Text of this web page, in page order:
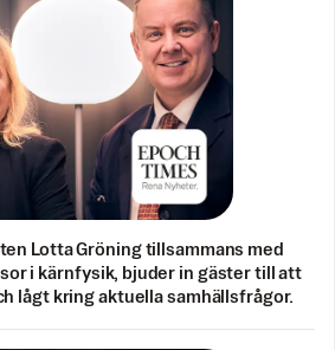
Lotta Gröning tillsammans med
i kärnfysik, bjuder in gäster till att
lågt kring aktuella samhällsfrågor.